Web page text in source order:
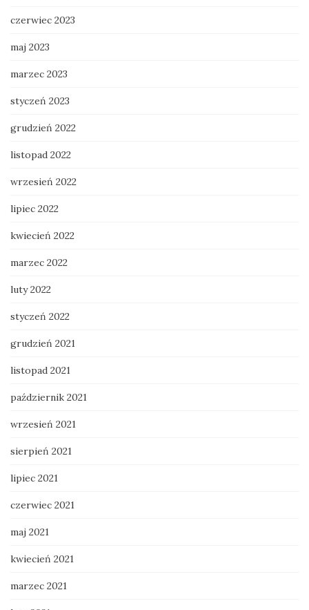
czerwiec 2023
maj 2023
marzec 2023
styczeń 2023
grudzień 2022
listopad 2022
wrzesień 2022
lipiec 2022
kwiecień 2022
marzec 2022
luty 2022
styczeń 2022
grudzień 2021
listopad 2021
październik 2021
wrzesień 2021
sierpień 2021
lipiec 2021
czerwiec 2021
maj 2021
kwiecień 2021
marzec 2021